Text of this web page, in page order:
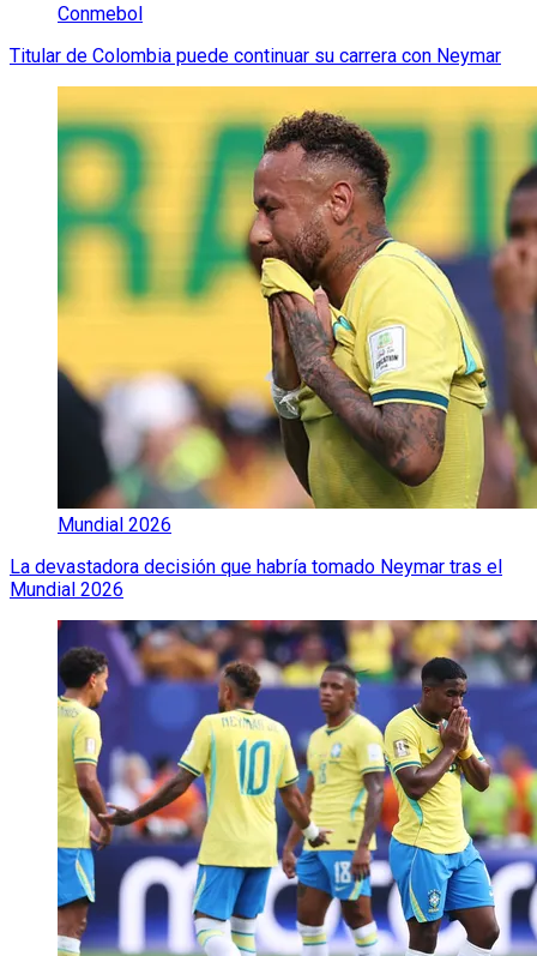
Conmebol
Titular de Colombia puede continuar su carrera con Neymar
Mundial 2026
La devastadora decisión que habría tomado Neymar tras el
Mundial 2026